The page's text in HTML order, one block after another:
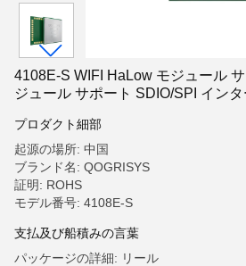
4108E-S WIFI HaLow モジュール
ジュール サポート SDIO/SPI イン
プロダクト細部
起源の場所: 中国
ブランド名: QOGRISYS
証明: ROHS
モデル番号: 4108E-S
支払及び船積みの言葉
パッケージの詳細: リール